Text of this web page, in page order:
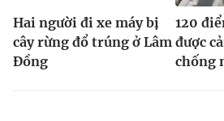
Hai người đi xe máy bị
cây rừng đổ trúng ở Lâm
Đồng
120
được
chống